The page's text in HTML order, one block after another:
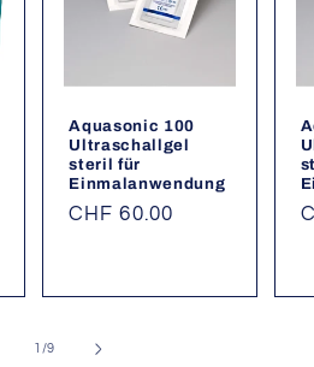
Aquasonic 100
Ultraschallgel
steril für
Einmalanwendung
Normaler
CHF 60.00
/von
9